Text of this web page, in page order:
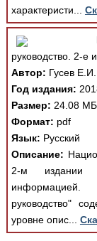
характеристи...
руководство. 2-е
Автор: Гусев
Год издания:
Размер: 24.08 МБ
Формат: pdf
Язык: Русский
Описание:
2-м издании
руководство"
уровне опис...